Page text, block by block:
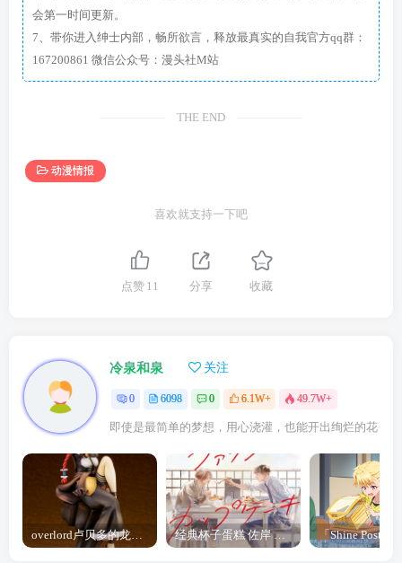
会第一时间更新。
7、带你进入绅士内部，畅所欲言，释放最真实的自我官方qq群：
167200861 微信公众号：漫头社M站
THE END
动漫情报
喜欢就支持一下吧
点赞 11 分享 收藏
冷泉和泉 关注
0 6098 0 6.1W+ 49.7W+
即使是最简单的梦想，用心浇灌，也能开出绚烂的花
overlord卢贝多的龙王谁厉害 「Overlord」露普斯蕾琪娜·贝塔手办开订 经典杯子蛋糕 佐岸 漫画「经典杯子蛋糕」宣布真人日剧化